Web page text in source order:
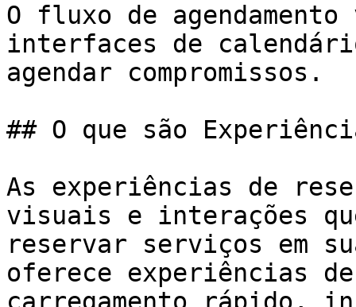
O fluxo de
interfaces de
agendar compromissos.
## O que são
As experiências de
visuais e interações
reservar serviços em
oferece experiências